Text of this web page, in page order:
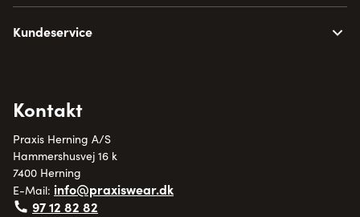
Kundeservice
Kontakt
Praxis Herning A/S
Hammershusvej 16 k
7400 Herning
E-Mail: info@praxiswear.dk
97 12 82 82